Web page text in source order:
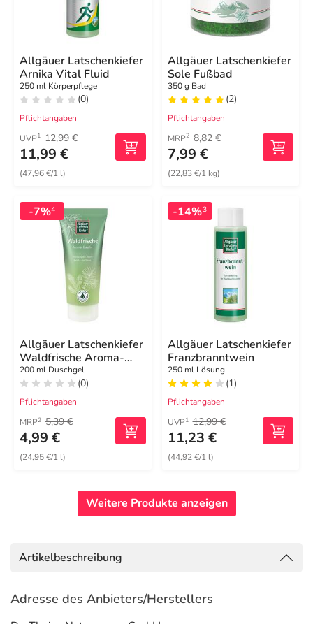
Allgäuer Latschenkiefer
Arnika Vital Fluid
250 ml Körperpflege
(0)
Pflichtangaben
UVP1 12,99 €
11,99 €
(47,96 €/1 l)
Allgäuer Latschenkiefer
Sole Fußbad
350 g Bad
(2)
Pflichtangaben
MRP2 8,82 €
7,99 €
(22,83 €/1 kg)
-7%4
Allgäuer Latschenkiefer
Waldfrische Aroma-
Dusche
200 ml Duschgel
(0)
Pflichtangaben
MRP2 5,39 €
4,99 €
(24,95 €/1 l)
-14%3
Allgäuer Latschenkiefer
Franzbranntwein
250 ml Lösung
(1)
Pflichtangaben
UVP1 12,99 €
11,23 €
(44,92 €/1 l)
Weitere Produkte anzeigen
Artikelbeschreibung
Adresse des Anbieters/Herstellers